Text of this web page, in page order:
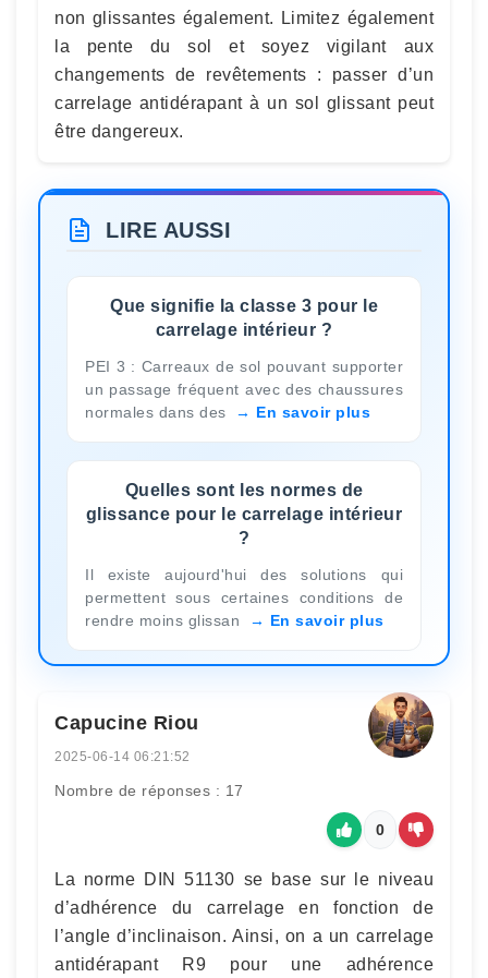
non glissantes également. Limitez également
la pente du sol et soyez vigilant aux
changements de revêtements : passer d’un
carrelage antidérapant à un sol glissant peut
être dangereux.
LIRE AUSSI
Que signifie la classe 3 pour le
carrelage intérieur ?
PEI 3 : Carreaux de sol pouvant supporter
un passage fréquent avec des chaussures
normales dans des
En savoir plus
Quelles sont les normes de
glissance pour le carrelage intérieur
?
Il existe aujourd'hui des solutions qui
permettent sous certaines conditions de
rendre moins glissan
En savoir plus
Capucine Riou
2025-06-14 06:21:52
Nombre de réponses : 17
0
La norme DIN 51130 se base sur le niveau
d’adhérence du carrelage en fonction de
l’angle d’inclinaison. Ainsi, on a un carrelage
antidérapant R9 pour une adhérence